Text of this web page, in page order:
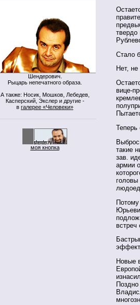
Шендерович.
Рыцарь непечатного образа.
А также: Носик, Мошков, Лебедев,
Касперский, Экслер и другие -
в галерее «Человеки»
моя кнопка
Стало
Нет,
вице-
такие
зав.
армии
Новые